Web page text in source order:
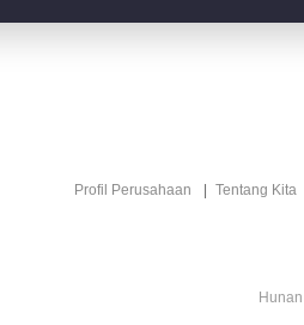
Profil Perusahaan Tentang Kita